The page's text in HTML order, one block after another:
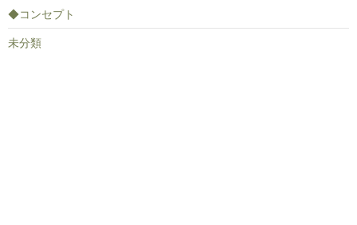
◆コンセプト
未分類